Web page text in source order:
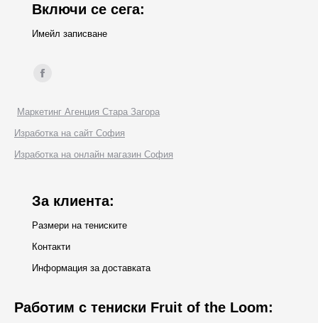
Включи се сега:
Имейл записване
Find us on:
Facebook
opens
in
new
Маркетинг Агенция Стара Загора
Изработка на сайт София
Изработка на онлайн магазин София
За клиента:
Размери на тениските
Контакти
Информация за доставката
Работим с тениски Fruit of the Loom: